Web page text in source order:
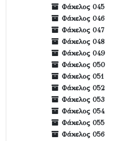
Φάκελος 045
Φάκελος 046
Φάκελος 047
Φάκελος 048
Φάκελος 049
Φάκελος 050
Φάκελος 051
Φάκελος 052
Φάκελος 053
Φάκελος 054
Φάκελος 055
Φάκελος 056